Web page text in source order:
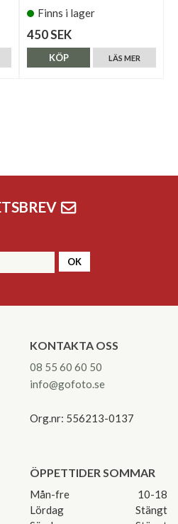
Finns i lager
450 SEK
LÄS MER
KÖP
OK
KONTAKTA OSS
08 55 60 60 50
info@gofoto.se
Org.nr: 556213-0137
ÖPPETTIDER SOMMAR
Mån-fre
10-18
Lördag
Stängt